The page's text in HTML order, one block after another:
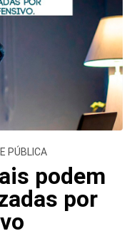
PÚBLICA
podem
por